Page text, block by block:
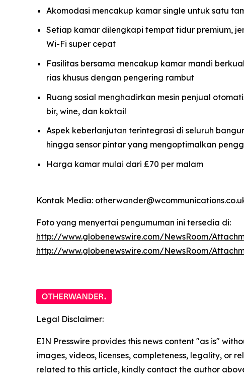
Akomodasi mencakup kamar single untuk satu
Setiap kamar dilengkapi tempat tidur premium,
Wi-Fi super cepat
Fasilitas bersama mencakup kamar mandi
rias khusus dengan pengering rambut
Ruang sosial menghadirkan mesin penjual
bir, wine, dan koktail
Aspek keberlanjutan terintegrasi di seluruh
hingga sensor pintar yang mengoptimalkan
Harga kamar mulai dari £70 per malam
Kontak Media:
Foto yang menyertai pengumuman ini tersedia di:
http://www.globenewswire.com/NewsRoom/
http://www.globenewswire.com/NewsRoom/
Legal Disclaimer:
EIN Presswire provides this news content "as is"
images, videos, licenses, completeness, legality, or
related to this article, kindly contact the author